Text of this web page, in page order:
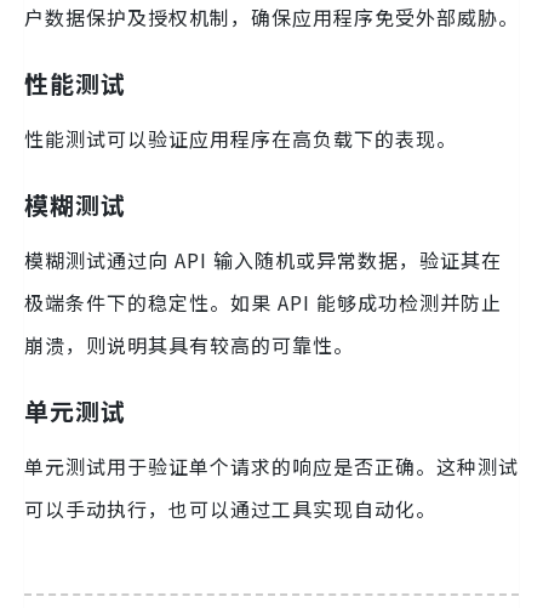
户数据保护及授权机制，确保应用程序免受外部威胁。
性能测试
性能测试可以验证应用程序在高负载下的表现。
模糊测试
模糊测试通过向 API 输入随机或异常数据，验证其在
极端条件下的稳定性。如果 API 能够成功检测并防止
崩溃，则说明其具有较高的可靠性。
单元测试
单元测试用于验证单个请求的响应是否正确。这种测试
可以手动执行，也可以通过工具实现自动化。